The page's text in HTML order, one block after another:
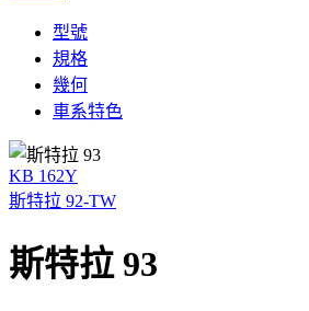
型號
規格
幾何
車系特色
KB 162Y
斯特拉 92-TW
斯特拉 93